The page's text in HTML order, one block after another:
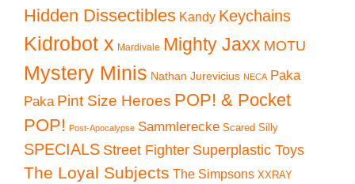
Hidden Dissectibles Kandy Keychains
Kidrobot x Mardivale Mighty Jaxx MOTU
Mystery Minis Nathan Jurevicius NECA Paka
Paka Pint Size Heroes POP! & Pocket
POP! Post-Apocalypse Sammlerecke Scared Silly
SPECIALS Street Fighter Superplastic Toys
The Loyal Subjects The Simpsons XXRAY